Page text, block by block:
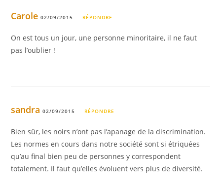
Carole 02/09/2015 RÉPONDRE
On est tous un jour, une personne minoritaire, il ne faut
pas l’oublier !
sandra 02/09/2015 RÉPONDRE
Bien sûr, les noirs n’ont pas l’apanage de la discrimination.
Les normes en cours dans notre société sont si étriquées
qu’au final bien peu de personnes y correspondent
totalement. Il faut qu’elles évoluent vers plus de diversité.